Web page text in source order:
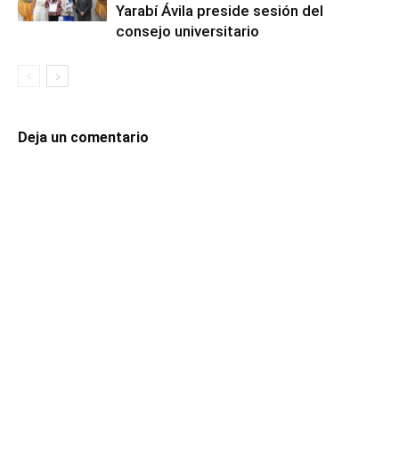
Yarabí Ávila preside sesión del
consejo universitario
Deja un comentario